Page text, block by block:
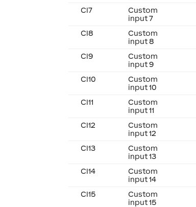
CI7
Custom
input 7
CI8
Custom
input 8
CI9
Custom
input 9
CI10
Custom
input 10
CI11
Custom
input 11
CI12
Custom
input 12
CI13
Custom
input 13
CI14
Custom
input 14
CI15
Custom
input 15